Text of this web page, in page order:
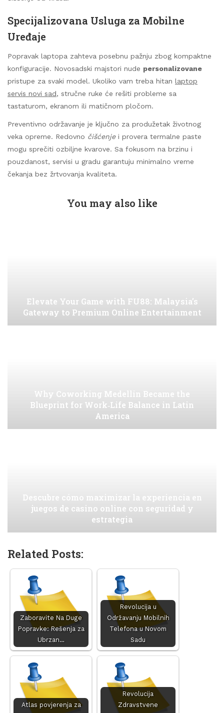
Specijalizovana Usluga za Mobilne
Uređaje
Popravak laptopa zahteva posebnu pažnju zbog kompaktne
konfiguracije. Novosadski majstori nude personalizovane
pristupe za svaki model. Ukoliko vam treba hitan laptop
servis novi sad, stručne ruke će rešiti probleme sa
tastaturom, ekranom ili matičnom pločom.
Preventivno održavanje je ključno za produžetak životnog
veka opreme. Redovno čišćenjei provera termalne paste
mogu sprečiti ozbiljne kvarove. Sa fokusom na brzinu i
pouzdanost, servisi u gradu garantuju minimalno vreme
čekanja bez žrtvovanja kvaliteta.
You may also like
Elevate Your Game with FU88: Malaysia’s
Gateway to Premium Online Entertainment
Why Coworking Medellin Became the
Blueprint for Work‑Life Balance in Latin
America
Descubre cómo maximizar la experiencia en
juegos de casino online con seguridad y
estrategia
Related Posts:
Zaboravite Na Duge
Popravke: Rešenja za
Ubrzan…
Revolucija u
Održavanju Mobilnih
Telefona u Novom
Sadu
Atlas povjerenja za
Revolucija
Zdravstvene